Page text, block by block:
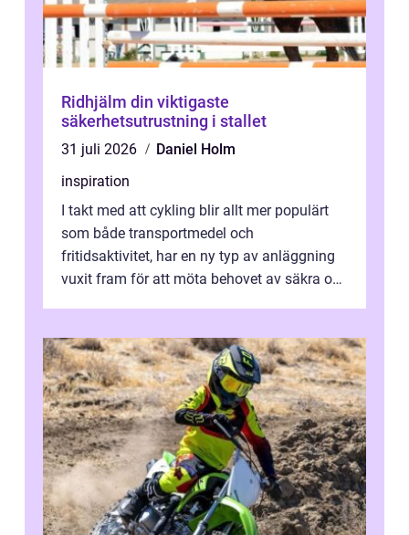
Ridhjälm din viktigaste
säkerhetsutrustning i stallet
31 juli 2026
Daniel Holm
inspiration
I takt med att cykling blir allt mer populärt
som både transportmedel och
fritidsaktivitet, har en ny typ av anläggning
vuxit fram för att möta behovet av säkra och